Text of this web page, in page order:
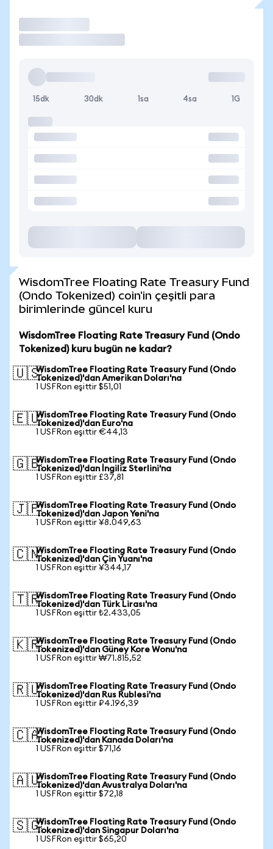
15dk 30dk 1sa 4sa 1G
WisdomTree Floating Rate Treasury Fund
(Ondo Tokenized) coin'in çeşitli para
birimlerinde güncel kuru
WisdomTree Floating Rate Treasury Fund (Ondo
Tokenized) kuru bugün ne kadar?
🇺🇸WisdomTree Floating Rate Treasury Fund (Ondo
Tokenized)'dan Amerikan Doları'na
1 USFRon eşittir $51,01
🇪🇺WisdomTree Floating Rate Treasury Fund (Ondo
Tokenized)'dan Euro'na
1 USFRon eşittir €44,13
🇬🇧WisdomTree Floating Rate Treasury Fund (Ondo
Tokenized)'dan İngiliz Sterlini'na
1 USFRon eşittir £37,81
🇯🇵WisdomTree Floating Rate Treasury Fund (Ondo
Tokenized)'dan Japon Yeni'na
1 USFRon eşittir ¥8.049,63
🇨🇳WisdomTree Floating Rate Treasury Fund (Ondo
Tokenized)'dan Çin Yuanı'na
1 USFRon eşittir ¥344,17
🇹🇷WisdomTree Floating Rate Treasury Fund (Ondo
Tokenized)'dan Türk Lirası'na
1 USFRon eşittir ₺2.433,05
🇰🇷WisdomTree Floating Rate Treasury Fund (Ondo
Tokenized)'dan Güney Kore Wonu'na
1 USFRon eşittir ₩71.815,52
🇷🇺WisdomTree Floating Rate Treasury Fund (Ondo
Tokenized)'dan Rus Rublesi'na
1 USFRon eşittir ₽4.196,39
🇨🇦WisdomTree Floating Rate Treasury Fund (Ondo
Tokenized)'dan Kanada Doları'na
1 USFRon eşittir $71,16
🇦🇺WisdomTree Floating Rate Treasury Fund (Ondo
Tokenized)'dan Avustralya Doları'na
1 USFRon eşittir $72,18
🇸🇬WisdomTree Floating Rate Treasury Fund (Ondo
Tokenized)'dan Singapur Doları'na
1 USFRon eşittir $65,20